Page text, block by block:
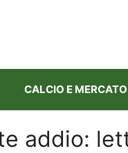
CALCIO E MERCATO
addio: